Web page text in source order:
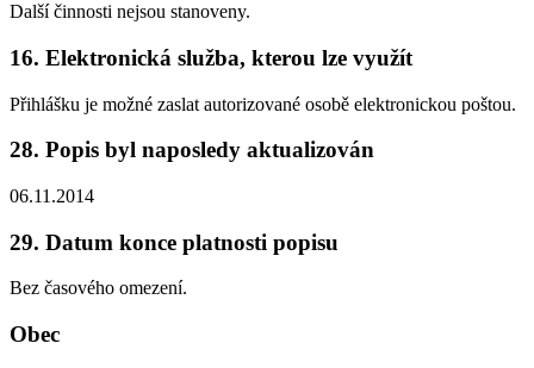
Další činnosti nejsou stanoveny.
16. Elektronická služba, kterou lze využít
Přihlášku je možné zaslat autorizované osobě elektronickou poštou.
28. Popis byl naposledy aktualizován
06.11.2014
29. Datum konce platnosti popisu
Bez časového omezení.
Obec